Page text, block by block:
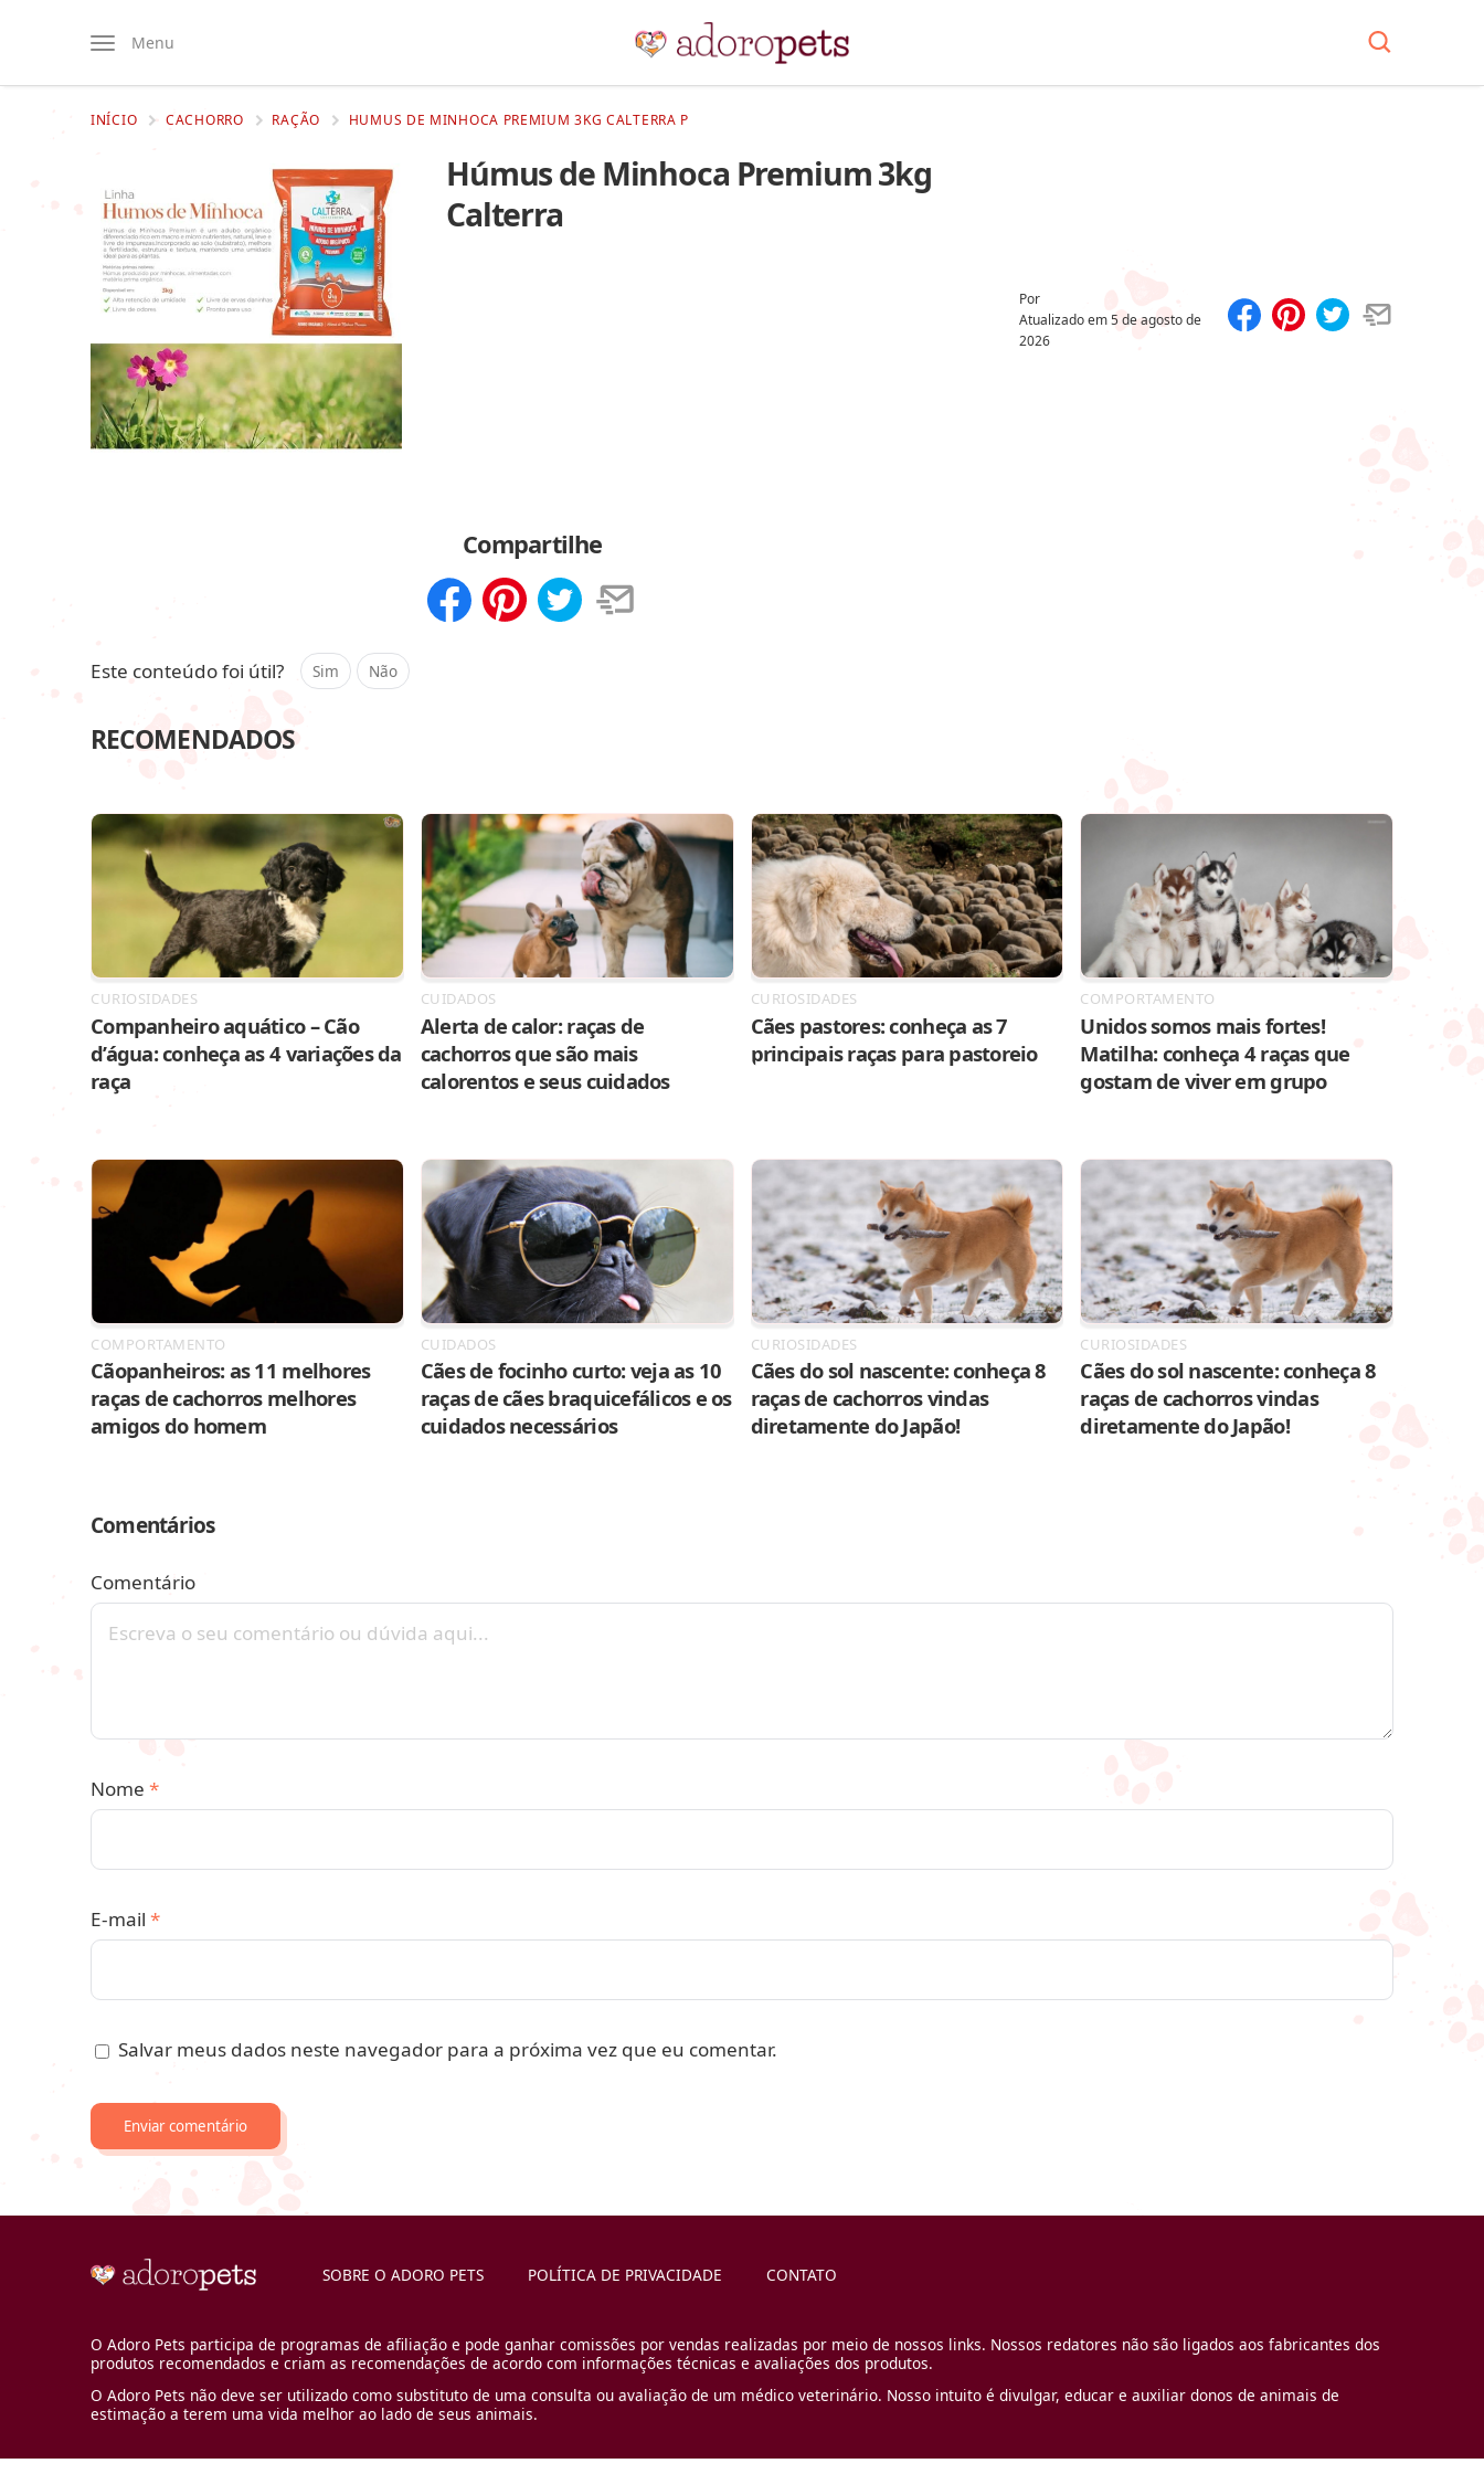
Menu
INÍCIO CACHORRO RAÇÃO HUMUS DE MINHOCA PREMIUM 3KG CALTERRA P
Húmus de Minhoca Premium 3kg
Calterra
Por
Atualizado em5 de agosto de
2026
Compartilhe
Este conteúdo foi útil? Sim Não
RECOMENDADOS
CURIOSIDADES
Companheiro aquático – Cão
d’água: conheça as 4 variações da
raça
CUIDADOS
Alerta de calor: raças de
cachorros que são mais
calorentos e seus cuidados
CURIOSIDADES
Cães pastores: conheça as 7
principais raças para pastoreio
COMPORTAMENTO
Unidos somos mais fortes!
Matilha: conheça 4 raças que
gostam de viver em grupo
COMPORTAMENTO
Cãopanheiros: as 11 melhores
raças de cachorros melhores
amigos do homem
CUIDADOS
Cães de focinho curto: veja as 10
raças de cães braquicefálicos e os
cuidados necessários
CURIOSIDADES
Cães do sol nascente: conheça 8
raças de cachorros vindas
diretamente do Japão!
CURIOSIDADES
Cães do sol nascente: conheça 8
raças de cachorros vindas
diretamente do Japão!
Comentários
Comentário
Nome *
E-mail *
Salvar meus dados neste navegador para a próxima vez que eu comentar.
SOBRE O ADORO PETS POLÍTICA DE PRIVACIDADE CONTATO
O Adoro Pets participa de programas de afiliação e pode ganhar comissões por vendas realizadas por meio de nossos links. Nossos redatores não são ligados aos fabricantes dos
produtos recomendados e criam as recomendações de acordo com informações técnicas e avaliações dos produtos.
O Adoro Pets não deve ser utilizado como substituto de uma consulta ou avaliação de um médico veterinário. Nosso intuito é divulgar, educar e auxiliar donos de animais de
estimação a terem uma vida melhor ao lado de seus animais.